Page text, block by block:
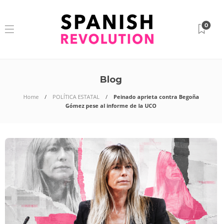
0
Blog
Home POLÍTICA ESTATAL
Peinado aprieta contra Begoña
Gómez pese al informe de la UCO